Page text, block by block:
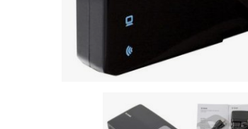
Headphones
Mouses and keybords
Server equipment